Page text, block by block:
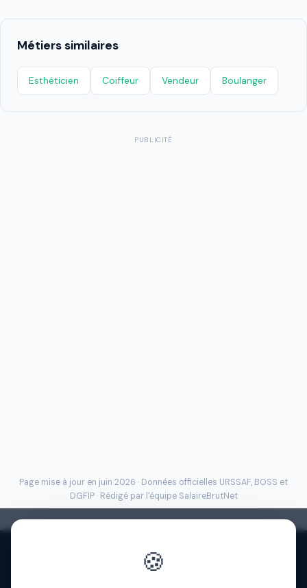
Métiers similaires
Esthéticien Coiffeur Vendeur Boulanger
PUBLICITÉ
Page mise à jour en juin 2026 · Données officielles URSSAF, BOSS et
DGFIP · Rédigé par l'équipe SalaireBrutNet
🍪
Politique de confidentialité
· FAQ